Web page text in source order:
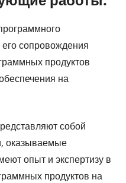
сопровождения
продуктов
на
собой
оказываемые
опыт и экспертизу в
продуктов на